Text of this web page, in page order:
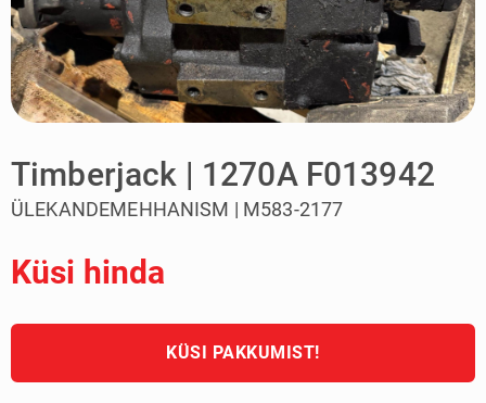
Timberjack | 1270A F013942
ÜLEKANDEMEHHANISM | M583-2177
Küsi hinda
KÜSI PAKKUMIST!